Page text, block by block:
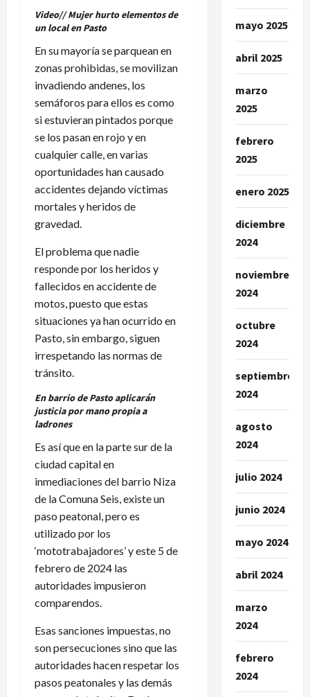
Video// Mujer hurto elementos de
un local en Pasto
En su mayoría se parquean en
zonas prohibidas, se movilizan
invadiendo andenes, los
semáforos para ellos es como
si estuvieran pintados porque
se los pasan en rojo y en
cualquier calle, en varias
oportunidades han causado
accidentes dejando víctimas
mortales y heridos de
gravedad.
El problema que nadie
responde por los heridos y
fallecidos en accidente de
motos, puesto que estas
situaciones ya han ocurrido en
Pasto, sin embargo, siguen
irrespetando las normas de
tránsito.
En barrio de Pasto aplicarán
justicia por mano propia a
ladrones
Es así que en la parte sur de la
ciudad capital en
inmediaciones del barrio Niza
de la Comuna Seis, existe un
paso peatonal, pero es
utilizado por los
‘mototrabajadores’ y este 5 de
febrero de 2024 las
autoridades impusieron
comparendos.
Esas sanciones impuestas, no
son persecuciones sino que las
autoridades hacen respetar los
pasos peatonales y las demás
mayo 2025
abril 2025
marzo
2025
febrero
2025
enero 2025
diciembre
2024
noviembre
2024
octubre
2024
septiembre
2024
agosto
2024
julio 2024
junio 2024
mayo 2024
abril 2024
marzo
2024
febrero
2024